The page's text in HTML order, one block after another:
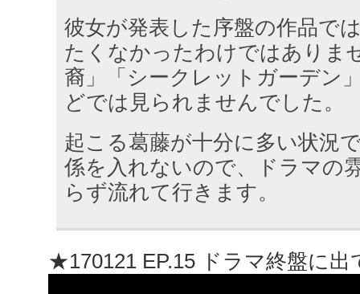
彼女が発表した序盤の作品で
たくなかったわけではありま
裔」「シークレットガーデン
どでは見られませんでした。
起こる葛藤が十分に多い状況
係を入れないので、ドラマの
らず流れて行きます。
★170121 EP.15 ドラマ終盤に